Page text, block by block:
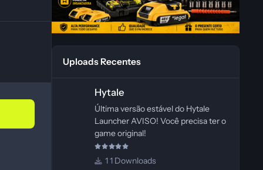
Uploads Recentes
Hytale
Última versão estável do Hytale
Launcher AVISO! Você precisa ter o
game original!
1 Downloads